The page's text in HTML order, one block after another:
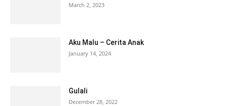
March 2, 2023
Aku Malu – Cerita Anak
January 14, 2024
Gulali
December 28, 2022